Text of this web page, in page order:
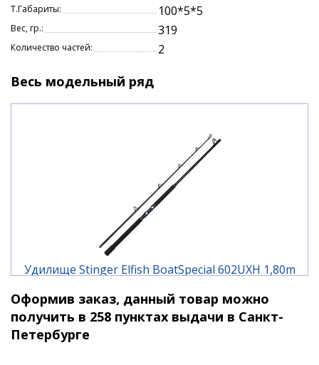
Т.Габариты: 100*5*5
Вес, гр.: 319
Количество частей: 2
Весь модельный ряд
Удилище Stinger Elfish BoatSpecial 602UXH 1,80m
4 130 ₽
Оформив заказ, данный товар можно
получить в 258 пунктах выдачи в Санкт-
Петербурге